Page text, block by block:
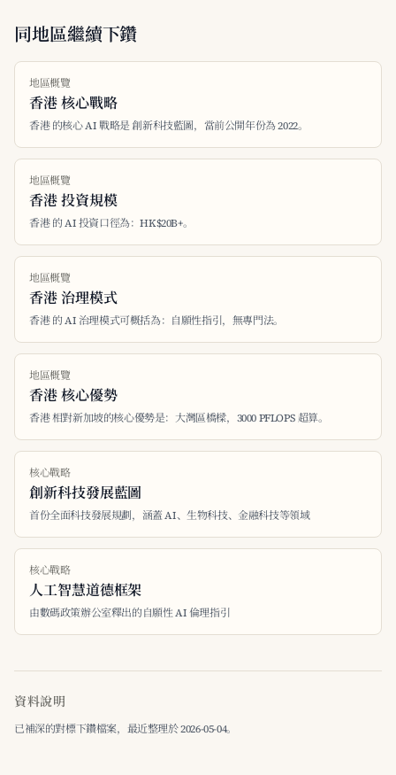
同地區繼續下鑽
地區概覽
香港 核心戰略
香港 的核心 AI 戰略是 創新科技藍圖，當前公開年份為 2022。
地區概覽
香港 投資規模
香港 的 AI 投資口徑為：HK$20B+。
地區概覽
香港 治理模式
香港 的 AI 治理模式可概括為：自願性指引，無專門法。
地區概覽
香港 核心優勢
香港 相對新加坡的核心優勢是：大灣區橋樑，3000 PFLOPS 超算。
核心戰略
創新科技發展藍圖
首份全面科技發展規劃，涵蓋 AI、生物科技、金融科技等領域
核心戰略
人工智慧道德框架
由數碼政策辦公室釋出的自願性 AI 倫理指引
資料說明
已補深的對標下鑽檔案，最近整理於 2026-05-04。